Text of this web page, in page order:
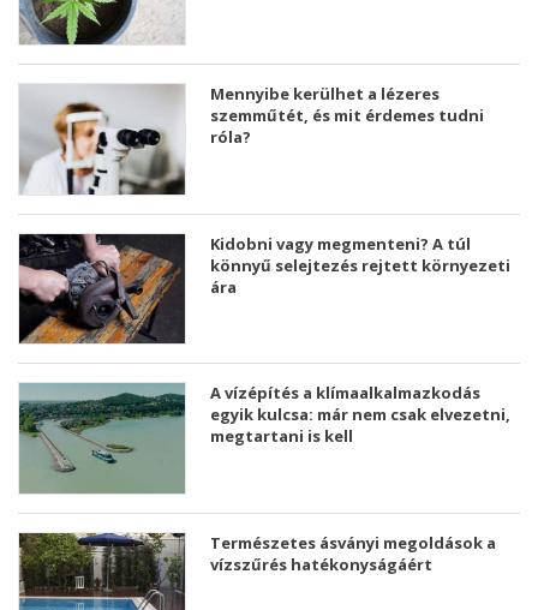
Mennyibe kerülhet a lézeres
szemműtét, és mit érdemes tudni
róla?
Kidobni vagy megmenteni? A túl
könnyű selejtezés rejtett környezeti
ára
A vízépítés a klímaalkalmazkodás
egyik kulcsa: már nem csak elvezetni,
megtartani is kell
Természetes ásványi megoldások a
vízszűrés hatékonyságáért